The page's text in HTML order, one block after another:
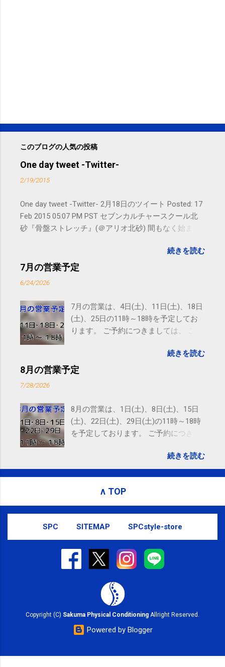
このブログの人気の投稿
One day tweet -Twitter-
2/19/2015
One day tweet -Twitter- 2月18日のツイート Posted: 17
Feb 2015 05:07 PM PST セブンカルチャースクール北
砂『骨盤ストレッチ』(＠アリオ北砂) 間もなく始まり
subscribed to email updates from サクマフィジカルコ
ンディショニング(@SPCstyle) - Twilog To stop
Email delivery powered by Google Google Inc., 1600
Amphitheatre Parkway, Mountain View, CA 94043,
United States
続きを読む
7月の営業予定
6/24/2026
7月の営業は、4日(土)、11日(土)、18日
(土)、25日の11時～18時を予定してお
ります。 ご予約につきましては、 こち
れないことがありますので、ご予約、
お問い合わせはSMS（ショートメッセ
続きを読む
8月の営業予定
7/28/2026
8月の営業は、1日(土)、8日(土)、15日
(土)、22日(土)、29日(土)の11時～18時
を予定しております。 ご予約につきま
す。 電話に出られないことがあります
ので、ご予約、お問い合わせは
をおすすめしております。
続きを読む
∧ TOP
SPC SITEMAP SPCstyle-store
Copyright (C) Sakuma Physical Conditioning Allright Reserved.
Powered by Blogger